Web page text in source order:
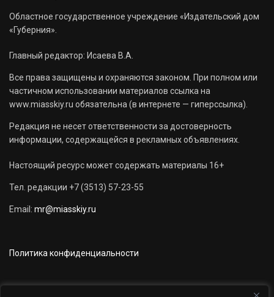
Областное государственное учреждение «Издательский дом
«Губерния».
Главный редактор: Исаева В.А.
Все права защищены и охраняются законом. При полном или
частичном использовании материалов ссылка на
www.miasskiy.ru обязательна (в интернете — гиперссылка).
Редакция не несет ответственности за достоверность
информации, содержащейся в рекламных объявлениях.
Настоящий ресурс может содержать материалы 16+
Тел. редакции +7 (3513) 57-23-55
Email: mr@miasskiy.ru
Политика конфиденциальности